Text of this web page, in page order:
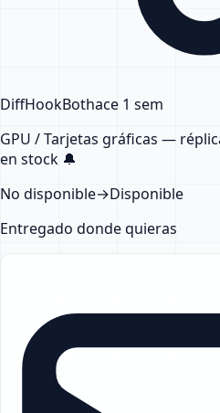
DiffHookBothace 1 sem
GPU / Tarjetas gráficas —
en stock 🔔
No disponible→Disponible
Entregado donde quieras